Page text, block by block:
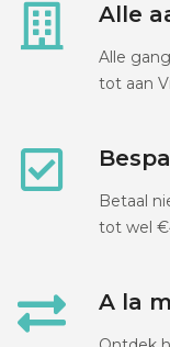
Alle
Alle
tot aan
Betaal
tot wel
A la